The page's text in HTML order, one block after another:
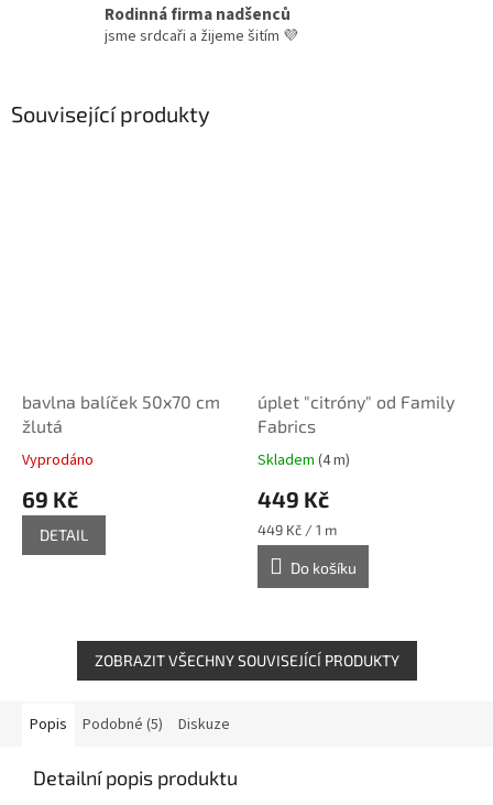
Rodinná firma nadšenců
jsme srdcaři a žijeme šitím 💜
Související produkty
bavlna balíček 50x70 cm
žlutá
Vyprodáno
69 Kč
DETAIL
úplet "citróny" od Family
Fabrics
Skladem (4 m)
449 Kč
Měrná
cena:
449 Kč / 1 m
Do košíku
ZOBRAZIT VŠECHNY SOUVISEJÍCÍ PRODUKTY
Popis Podobné (5) Diskuze
Detailní popis produktu